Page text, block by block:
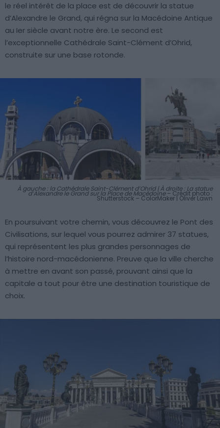
le réel intérêt de la place est de découvrir la statue
d’Alexandre le Grand, qui régna sur la Macédoine Antique
au Ier siècle avant notre ère. Le second est
l’exceptionnelle Cathédrale Saint-Clément d’Ohrid,
construite sur une base rotonde.
À gauche : la Cathédrale Saint-Clément d’Ohrid | À droite : La statue
d’Alexandre le Grand sur la Place de Macédoine– Crédit photo :
Shutterstock – ColorMaker | Oliver Lawn
En poursuivant votre chemin, vous découvrez le Pont des
Civilisations, sur lequel vous pourrez admirer 37 statues,
qui représentent les plus grandes personnages de
l’histoire nord-macédonienne. Preuve que la ville cherche
à mettre en avant son passé, prouvant ainsi que la
capitale a tout pour être une destination touristique de
choix.